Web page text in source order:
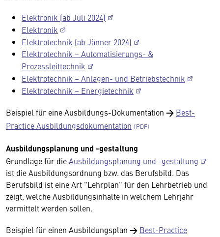
Elektronik (ab Juli 2024)
Elektronik
Elektrotechnik (ab Jänner 2024)
Elektrotechnik – Automatisierungs- &
Prozessleittechnik
Elektrotechnik – Anlagen- und Betriebstechnik
Elektrotechnik – Energietechnik
Beispiel für eine Ausbildungs-Dokumentation → Best-
Practice Ausbildungsdokumentation
Ausbildungsplanung und -gestaltung
Grundlage für dieAusbildungsplanung und -gestaltung
ist die Ausbildungsordnung bzw. das Berufsbild. Das
Berufsbild ist eine Art "Lehrplan" für den Lehrbetrieb und
zeigt, welche Ausbildungsinhalte in welchem Lehrjahr
vermittelt werden sollen.
Beispiel für einen Ausbildungsplan → Best-Practice